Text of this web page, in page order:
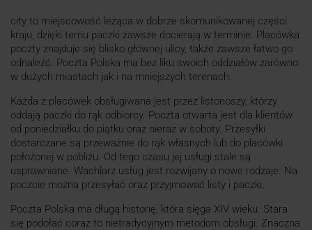
city to miejscowość leżąca w dobrze skomunikowanej części
kraju, dzięki temu paczki zawsze docierają w terminie. Placówka
poczty znajduje się blisko głównej ulicy, także zawsze łatwo go
odnaleźć. Poczta Polska ma bez liku swoich oddziałów zarówno
w dużych miastach jak i na mniejszych terenach.
Każda z placówek obsługiwana jest przez listonoszy, którzy
oddają paczki do rąk odbiorcy. Poczta otwarta jest dla klientów
od poniedziałku do piątku oraz nieraz w soboty. Przesyłki
dostarczane są przeważnie do rąk własnych lub do placówki
położonej w pobliżu. Od tego czasu jej usługi stale są
usprawniane. Wachlarz usług jest rozwijany o nowe rodzaje. Na
poczcie można przesyłać oraz przyjmować listy i paczki.
Poczta Polska ma długą historię, która sięga XIV wieku. Stara
się podołać coraz to nietradycyjnym metodom obsługi. Znaczna